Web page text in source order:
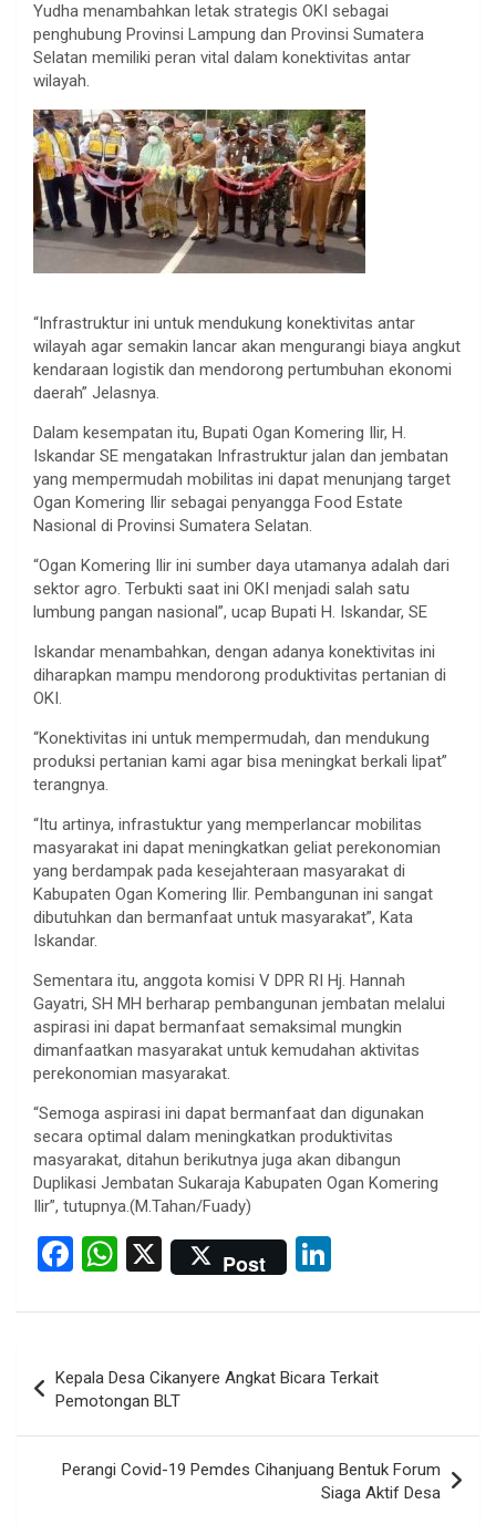
Yudha menambahkan letak strategis OKI sebagai
penghubung Provinsi Lampung dan Provinsi Sumatera
Selatan memiliki peran vital dalam konektivitas antar
wilayah.
“Infrastruktur ini untuk mendukung konektivitas antar
wilayah agar semakin lancar akan mengurangi biaya angkut
kendaraan logistik dan mendorong pertumbuhan ekonomi
daerah” Jelasnya.
Dalam kesempatan itu, Bupati Ogan Komering Ilir, H.
Iskandar SE mengatakan Infrastruktur jalan dan jembatan
yang mempermudah mobilitas ini dapat menunjang target
Ogan Komering Ilir sebagai penyangga Food Estate
Nasional di Provinsi Sumatera Selatan.
“Ogan Komering Ilir ini sumber daya utamanya adalah dari
sektor agro. Terbukti saat ini OKI menjadi salah satu
lumbung pangan nasional”, ucap Bupati H. Iskandar, SE
Iskandar menambahkan, dengan adanya konektivitas ini
diharapkan mampu mendorong produktivitas pertanian di
OKI.
“Konektivitas ini untuk mempermudah, dan mendukung
produksi pertanian kami agar bisa meningkat berkali lipat”
terangnya.
“Itu artinya, infrastuktur yang memperlancar mobilitas
masyarakat ini dapat meningkatkan geliat perekonomian
yang berdampak pada kesejahteraan masyarakat di
Kabupaten Ogan Komering Ilir. Pembangunan ini sangat
dibutuhkan dan bermanfaat untuk masyarakat”, Kata
Iskandar.
Sementara itu, anggota komisi V DPR RI Hj. Hannah
Gayatri, SH MH berharap pembangunan jembatan melalui
aspirasi ini dapat bermanfaat semaksimal mungkin
dimanfaatkan masyarakat untuk kemudahan aktivitas
perekonomian masyarakat.
“Semoga aspirasi ini dapat bermanfaat dan digunakan
secara optimal dalam meningkatkan produktivitas
masyarakat, ditahun berikutnya juga akan dibangun
Duplikasi Jembatan Sukaraja Kabupaten Ogan Komering
Ilir”, tutupnya.(M.Tahan/Fuady)
F
ce
o
o
k
W
at
A
p
p
X Post
ke
dI
n
navigation
Kepala Desa Cikanyere Angkat Bicara Terkait
Pemotongan BLT
Perangi Covid-19 Pemdes Cihanjuang Bentuk Forum
Siaga Aktif Desa